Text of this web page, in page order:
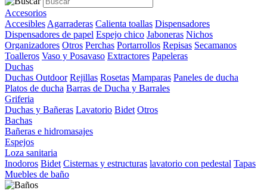
Accesorios
Accesibles Agarraderas Calienta toallas Dispensadores
Dispensadores de papel Espejo chico Jaboneras Nichos
Organizadores Otros Perchas Portarrollos Repisas Secamanos
Toalleros Vaso y Posavaso Extractores Papeleras
Duchas
Duchas Outdoor Rejillas Rosetas Mamparas Paneles de ducha
Platos de ducha Barras de Ducha y Barrales
Griferia
Duchas y Bañeras Lavatorio Bidet Otros
Bachas
Bañeras e hidromasajes
Espejos
Loza sanitaria
Inodoros Bidet Cisternas y estructuras lavatorio con pedestal Tapas
Muebles de baño